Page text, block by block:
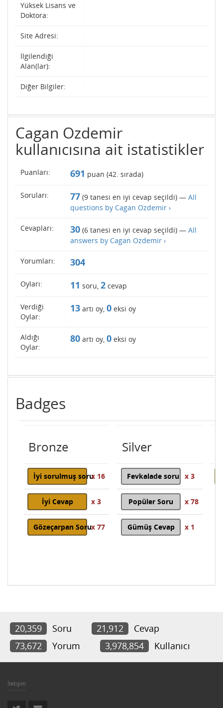
Yüksek Lisans ve
Doktora:
Site Adresi:
İlgilendiği
Alan(lar):
Diğer Bilgiler:
Cagan Ozdemir
kullanıcısına ait istatistikler
Puanları: 691 puan (42. sırada)
Soruları: 77 (9 tanesi en iyi cevap seçildi) — All
questions by Cagan Ozdemir ›
Cevapları: 30 (6 tanesi en iyi cevap seçildi) — All
answers by Cagan Ozdemir ›
Yorumları: 304
Oyları: 11 soru, 2 cevap
Verdiği
Oylar:
13 artı oy, 0 eksi oy
Aldığı
Oylar:
80 artı oy, 0 eksi oy
Badges
Bronze
İyi sorulmuş sorux 16
İyi Cevap x 3
Gözeçarpan Sorux 77
Silver
Fevkalade soru x 3
Popüler Soru x 78
Gümüş Cevap x 1
20,359 Soru 21,912
Cevap
73,672
Yorum 3,978,854 Kullanıcı
İletişim